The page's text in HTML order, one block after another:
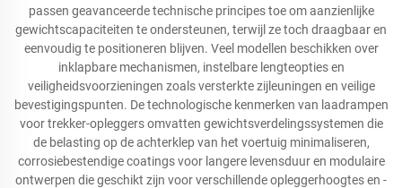
passen geavanceerde technische principes toe om aanzienlijke
gewichtscapaciteiten te ondersteunen, terwijl ze toch draagbaar en
eenvoudig te positioneren blijven. Veel modellen beschikken over
inklapbare mechanismen, instelbare lengteopties en
veiligheidsvoorzieningen zoals versterkte zijleuningen en veilige
bevestigingspunten. De technologische kenmerken van laadrampen
voor trekker-opleggers omvatten gewichtsverdelingssystemen die
de belasting op de achterklep van het voertuig minimaliseren,
corrosiebestendige coatings voor langere levensduur en modulaire
ontwerpen die geschikt zijn voor verschillende opleggerhoogtes en -